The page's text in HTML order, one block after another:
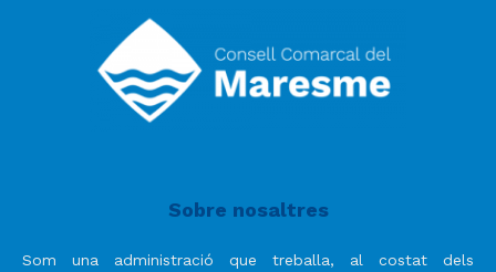
Sobre nosaltres
Som una administració que treballa, al costat dels